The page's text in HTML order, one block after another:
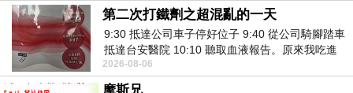
第二次打鐵劑之超混亂的一天
9:30 抵達公司車子停好位子 9:40 從公司騎腳踏車
抵達台安醫院 10:10 聽取血液報告。原來我吃進
去的 B12 彌可保並非沒有吸收而是超
2026-08-06